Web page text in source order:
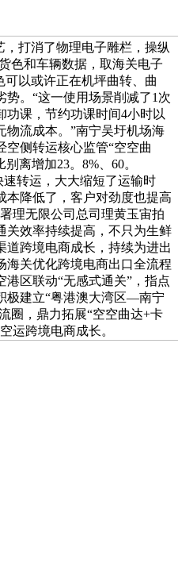
，打消了物理电子雕栏，操纵
色和车辆数据，取海关电子
可以或许正在机坪曲转、曲
。“这一使用场景削减了1次
功课，节约功课时间4小时以
物流成本。”南宁吴圩机场海
空侧转运核心监管“空空曲
离增加23。8%、60。
转运，大大缩短了运输时
本降低了，客户对劲度也提高
理无限公司总司理黄玉宙拍
关效率持续提高，不只为生鲜
道跨境电商成长，持续为进出
海关优化跨境电商出口全流程
区联动“无感式通关”，指点
极建立“粤港澳大湾区—南宁
圈，鼎力拓展“空空曲达+卡
运跨境电商成长。